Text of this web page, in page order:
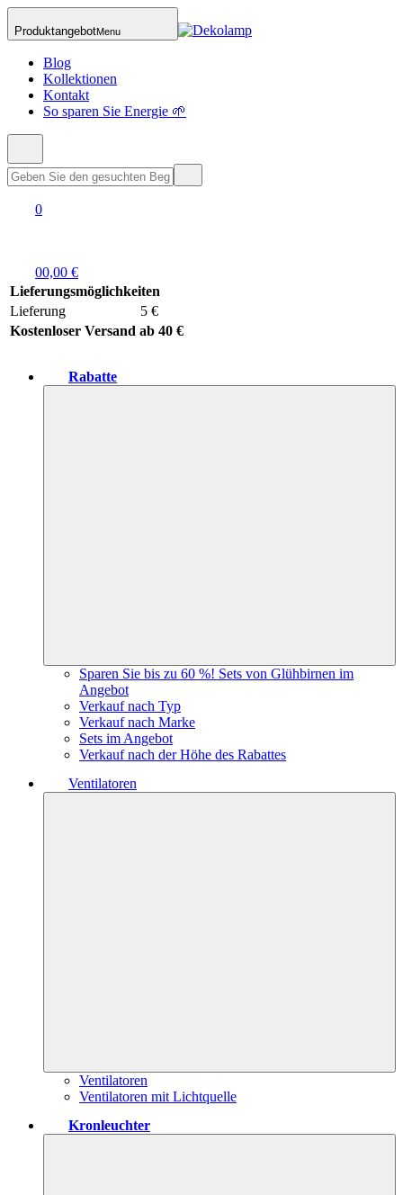
ProduktangebotMenu
Blog
Kollektionen
Kontakt
So sparen Sie Energie 🌱
0
00,00 €
Lieferungsmöglichkeiten
Lieferung
5 €
Kostenloser Versand ab 40 €
Rabatte
Sparen Sie bis zu 60 %! Sets von Glühbirnen im
Angebot
Verkauf nach Typ
Verkauf nach Marke
Sets im Angebot
Verkauf nach der Höhe des Rabattes
Ventilatoren
Ventilatoren
Ventilatoren mit Lichtquelle
Kronleuchter